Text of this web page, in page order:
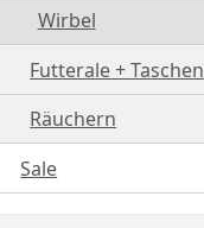
Wirbel
Futterale + Taschen
Räuchern
Sale